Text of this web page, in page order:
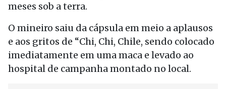
meses sob a terra.
O mineiro saiu da cápsula em meio a aplausos
e aos gritos de “Chi, Chi, Chile, sendo colocado
imediatamente em uma maca e levado ao
hospital de campanha montado no local.